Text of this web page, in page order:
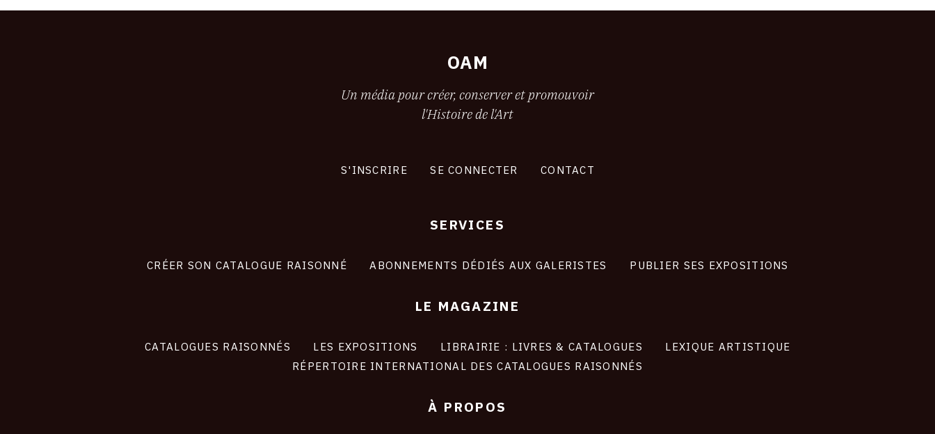
OAM
Un média pour créer, conserver et promouvoir
l'Histoire de l'Art
S'INSCRIRE SE CONNECTER CONTACT
SERVICES
CRÉER SON CATALOGUE RAISONNÉ ABONNEMENTS DÉDIÉS AUX GALERISTES PUBLIER SES EXPOSITIONS
LE MAGAZINE
CATALOGUES RAISONNÉS LES EXPOSITIONS LIBRAIRIE : LIVRES & CATALOGUES
LEXIQUE ARTISTIQUE
RÉPERTOIRE INTERNATIONAL DES CATALOGUES RAISONNÉS
À PROPOS